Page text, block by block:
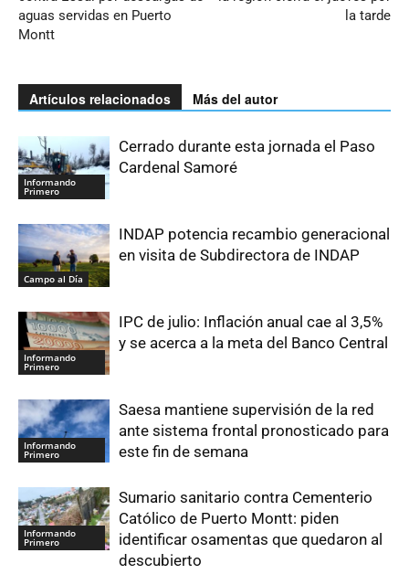
aguas servidas en Puerto
Montt
la tarde
Artículos relacionados Más del autor
Informando
Primero
Cerrado durante esta jornada el Paso
Cardenal Samoré
Campo al Día
INDAP potencia recambio generacional
en visita de Subdirectora de INDAP
Informando
Primero
IPC de julio: Inflación anual cae al 3,5%
y se acerca a la meta del Banco Central
Informando
Primero
Saesa mantiene supervisión de la red
ante sistema frontal pronosticado para
este fin de semana
Informando
Primero
Sumario sanitario contra Cementerio
Católico de Puerto Montt: piden
identificar osamentas que quedaron al
descubierto